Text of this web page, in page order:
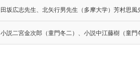
田坂広志先生、北矢行男先生（多摩大学）芳村思風
小説二宮金次郎（童門冬二）、小説中江藤樹（童